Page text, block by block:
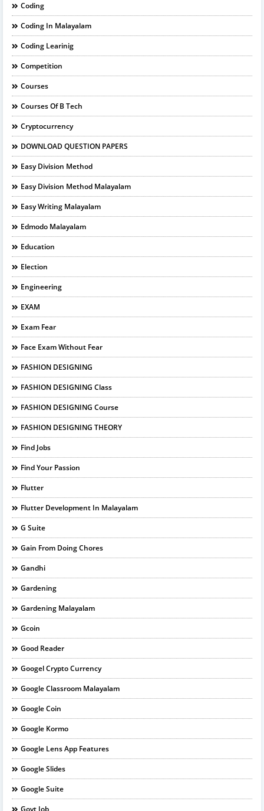
Coding
Coding In Malayalam
Coding Learinig
Competition
Courses
Courses Of B Tech
Cryptocurrency
DOWNLOAD QUESTION PAPERS
Easy Division Method
Easy Division Method Malayalam
Easy Writing Malayalam
Edmodo Malayalam
Education
Election
Engineering
EXAM
Exam Fear
Face Exam Without Fear
FASHION DESIGNING
FASHION DESIGNING Class
FASHION DESIGNING Course
FASHION DESIGNING THEORY
Find Jobs
Find Your Passion
Flutter
Flutter Development In Malayalam
G Suite
Gain From Doing Chores
Gandhi
Gardening
Gardening Malayalam
Gcoin
Good Reader
Googel Crypto Currency
Google Classroom Malayalam
Google Coin
Google Kormo
Google Lens App Features
Google Slides
Google Suite